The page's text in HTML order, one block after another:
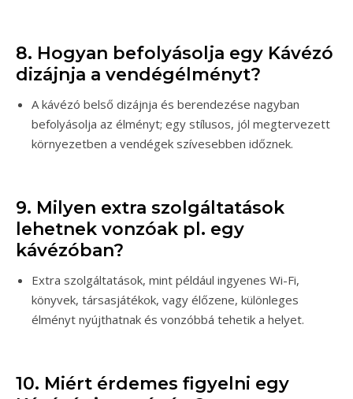
8. Hogyan befolyásolja egy Kávézó
dizájnja a vendégélményt?
A kávézó belső dizájnja és berendezése nagyban
befolyásolja az élményt; egy stílusos, jól megtervezett
környezetben a vendégek szívesebben időznek.
9. Milyen extra szolgáltatások
lehetnek vonzóak pl. egy
kávézóban?
Extra szolgáltatások, mint például ingyenes Wi-Fi,
könyvek, társasjátékok, vagy élőzene, különleges
élményt nyújthatnak és vonzóbbá tehetik a helyet.
10. Miért érdemes figyelni egy